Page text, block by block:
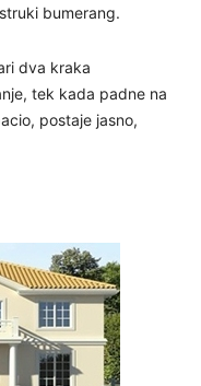
bumerang.
dva kraka
tek kada padne na
postaje jasno,